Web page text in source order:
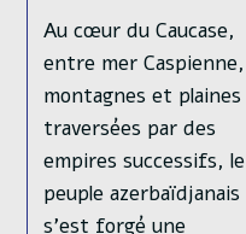
Au cœur du Caucase,
entre mer Caspienne,
montagnes et plaines
traversées par des
empires successifs, le
peuple azerbaïdjanais
s’est forgé une